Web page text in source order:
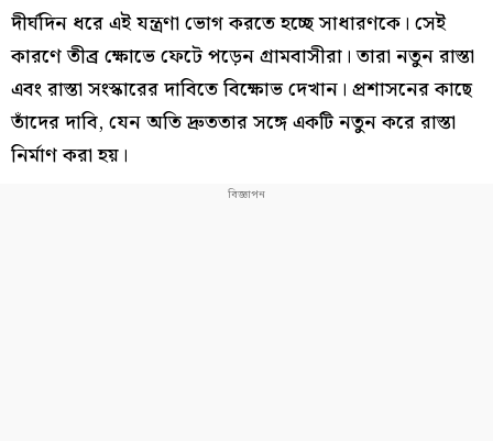
দীর্ঘদিন ধরে এই যন্ত্রণা ভোগ করতে হচ্ছে সাধারণকে। সেই
কারণে তীব্র ক্ষোভে ফেটে পড়েন গ্রামবাসীরা। তারা নতুন রাস্তা
এবং রাস্তা সংস্কারের দাবিতে বিক্ষোভ দেখান। প্রশাসনের কাছে
তাঁদের দাবি, যেন অতি দ্রুততার সঙ্গে একটি নতুন করে রাস্তা
নির্মাণ করা হয়।